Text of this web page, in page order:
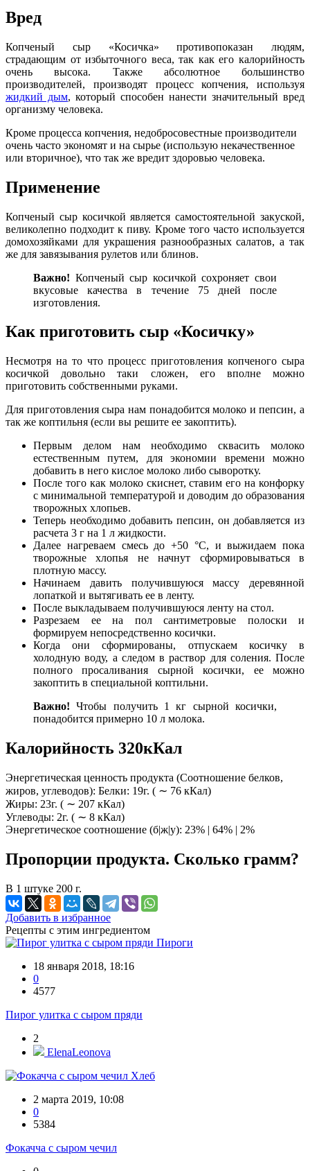
Вред
Копченый сыр «Косичка» противопоказан людям,
страдающим от избыточного веса, так как его калорийность
очень высока. Также абсолютное большинство
производителей, производят процесс копчения, используя
жидкий дым, который способен нанести значительный вред
организму человека.
Кроме процесса копчения, недобросовестные производители
очень часто экономят и на сырье (использую некачественное
или вторичное), что так же вредит здоровью человека.
Применение
Копченый сыр косичкой является самостоятельной закуской,
великолепно подходит к пиву. Кроме того часто используется
домохозяйками для украшения разнообразных салатов, а так
же для завязывания рулетов или блинов.
Важно! Копченый сыр косичкой сохроняет свои
вкусовые качества в течение 75 дней после
изготовления.
Как приготовить сыр «Косичку»
Несмотря на то что процесс приготовления копченого сыра
косичкой довольно таки сложен, его вполне можно
приготовить собственными руками.
Для приготовления сыра нам понадобится молоко и пепсин, а
так же коптильня (если вы решите ее закоптить).
Первым делом нам необходимо сквасить молоко
естественным путем, для экономии времени можно
добавить в него кислое молоко либо сыворотку.
После того как молоко скиснет, ставим его на конфорку
с минимальной температурой и доводим до образования
творожных хлопьев.
Теперь необходимо добавить пепсин, он добавляется из
расчета 3 г на 1 л жидкости.
Далее нагреваем смесь до +50 °C, и выжидаем пока
творожные хлопья не начнут сформировываться в
плотную массу.
Начинаем давить получившуюся массу деревянной
лопаткой и вытягивать ее в ленту.
После выкладываем получившуюся ленту на стол.
Разрезаем ее на пол сантиметровые полоски и
формируем непосредственно косички.
Когда они сформированы, отпускаем косичку в
холодную воду, а следом в раствор для соления. После
полного просаливания сырной косички, ее можно
закоптить в специальной коптильни.
Важно! Чтобы получить 1 кг сырной косички,
понадобится примерно 10 л молока.
Калорийность 320кКал
Энергетическая ценность продукта (Соотношение белков,
жиров, углеводов): Белки: 19г. ( ∼ 76 кКал)
Жиры: 23г. ( ∼ 207 кКал)
Углеводы: 2г. ( ∼ 8 кКал)
Энергетическое соотношение (б|ж|у): 23% | 64% | 2%
Пропорции продукта. Сколько грамм?
В 1 штуке 200 г.
Добавить в избранное
Рецепты с этим ингредиентом
Пироги
18 января 2018, 18:16
0
4577
Пирог улитка с сыром пряди
2
ElenaLeonova
Хлеб
2 марта 2019, 10:08
0
5384
Фокачча с сыром чечил